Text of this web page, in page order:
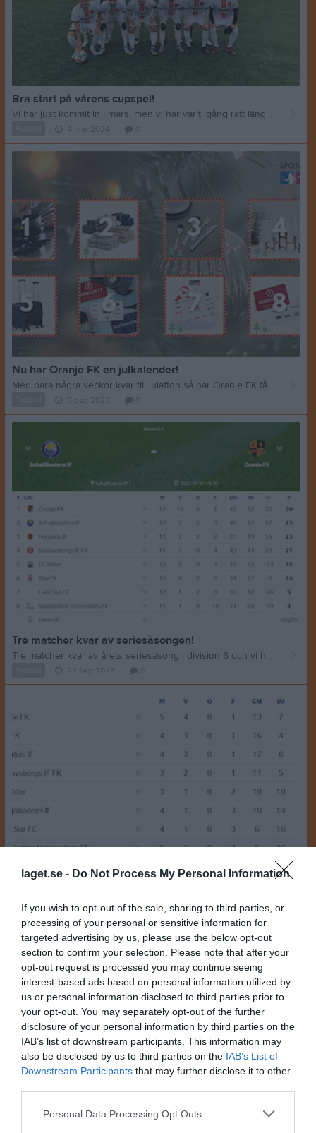
laget.se - Do Not Process My Personal Information
If you wish to opt-out of the sale, sharing to third parties, or
processing of your personal or sensitive information for
targeted advertising by us, please use the below opt-out
section to confirm your selection. Please note that after your
opt-out request is processed you may continue seeing
interest-based ads based on personal information utilized by
us or personal information disclosed to third parties prior to
your opt-out. You may separately opt-out of the further
disclosure of your personal information by third parties on the
IAB’s list of downstream participants. This information may
also be disclosed by us to third parties on the IAB’s List of
Downstream Participants that may further disclose it to other
Personal Data Processing Opt Outs
Bra start på vårens cupspel!
Vi har just kommit in i mars, men vi har varit igång rätt länge nu ändå. Efter höstens lyckade cupspel gick vi till gruppspelet nu under februari och mars, där vi möter FC Björnligan, AIK Solna och Stuvsta IF. Första matchen mot Björnligan, förra fredagen, blev en trevlig historia med Oranje-ögon sett och efter att de hade satt sina båda straffar före matchen (bonusstraffar då de ligger två divisioner under oss) så tog vi tag i matchen direkt och kunde till slut vinna med 6-2. Det var Björnligans första match för säsongen och vi hade ändå varit igång rätt länge, så de kommer nog visa sig starkare längre fram. Och de var också nära att sno poäng av Ekipa i sin andra match, de hade ledningen med 1-0 fortfarande med 10 minuter kvar. Andra cupmatchen var mot betydligt svårare motstånd på papperet: AIK Solna, AIK:s farmarlag som gäspade sig genom sjuan förra året och innehåller många killar som lirat betydligt högre upp än division 6 eller 7. Vi fick också kämpa väldigt mycket mer för vinsten denna gång. AIK tog ledningen på sin bonusstraff före matchen och även här tog vi kommandot om matchen, men det hände inget i målprotokollet förrän i det händelserika slutet av första halvlek. Då blev det både kvittering genom Carlos och rött kort för oss. Så både sött och salt att hantera i halvtidsvilan ... Andra halvlek blev sedan en kamp, där vi försökte nå ett segermål med endast 10 man och i 92:a minuten lyckades vi med det, genom Erick! Otroligt skönt med full pott efter två omgångar, och särskilt med en vändning på övertid i andra matchen.
Nu har Oranje FK en julkalender!
Med bara några veckor kvar till julafton så har Oranje FK fått en egen julkalender på Sponsorhuset. Bakom luckorna finns populära produkter inom kökstillbehör, inredning, textiler samt presentkort och biobiljetter. Alla produkter är dessutom kraftigt rabatterade. Luckorna kommer att släppas varje onsdag och fredag fram till julafton, dessutom kan du öppna tidigare luckor så länge produkten finns kvar i lager. 5% på alla köp som görs via vår julkalender tillfaller Oranje FK. Klicka här och tipsa gärna vänner och bekanta: Till julkalendern God Jul önskar Oranje FK
Tre matcher kvar av seriesäsongen!
Tre matcher kvar av årets seriesäsong i division 6 och vi har satt oss i ett riktigt bra läge! På måndag möter vi starka Saltsjöbaden i en match som betyder mycket för båda lagen – kom och stötta oss på måndag och hjälp oss att nå division 5 för första gången i klubbens historia! Vi vill också rikta ett stort och hjärtligt tack till de sponsorer som har valt att stötta oss under året: Public Clean Moumo Hansför AB Tienda Rocoto Ert stöd är ovärderligt för oss! Nu tar vi den här säsongen i mål på bästa sätt! Hup Oranje!
Bra start på utesäsongen!
Fotboll 22 maj 2023 0